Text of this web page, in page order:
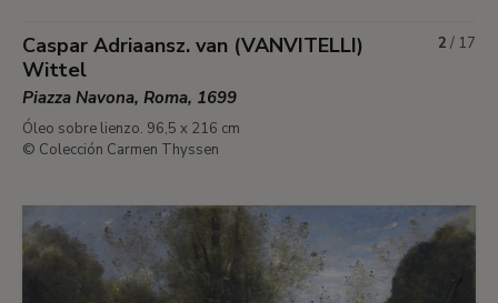
Caspar Adriaansz. van (VANVITELLI)
Wittel
Piazza Navona, Roma, 1699
Óleo sobre lienzo. 96,5 x 216 cm
© Colección Carmen Thyssen
2 / 17